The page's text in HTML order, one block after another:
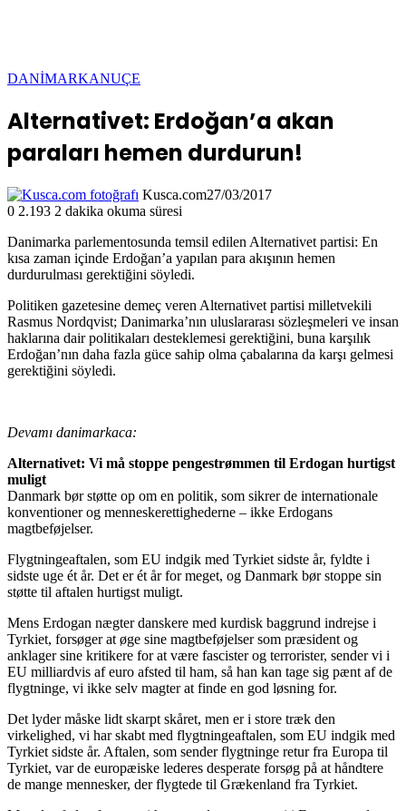
DANİMARKANUÇE
Alternativet: Erdoğan’a akan
paraları hemen durdurun!
Kusca.com27/03/2017
0 2.193 2 dakika okuma süresi
Danimarka parlementosunda temsil edilen Alternativet partisi: En
kısa zaman içinde Erdoğan’a yapılan para akışının hemen
durdurulması gerektiğini söyledi.
Politiken gazetesine demeç veren Alternativet partisi milletvekili
Rasmus Nordqvist; Danimarka’nın uluslararası sözleşmeleri ve insan
haklarına dair politikaları desteklemesi gerektiğini, buna karşılık
Erdoğan’nın daha fazla güce sahip olma çabalarına da karşı gelmesi
gerektiğini söyledi.
Devamı danimarkaca:
Alternativet: Vi må stoppe pengestrømmen til Erdogan hurtigst
muligt
Danmark bør støtte op om en politik, som sikrer de internationale
konventioner og menneskerettighederne – ikke Erdogans
magtbeføjelser.
Flygtningeaftalen, som EU indgik med Tyrkiet sidste år, fyldte i
sidste uge ét år. Det er ét år for meget, og Danmark bør stoppe sin
støtte til aftalen hurtigst muligt.
Mens Erdogan nægter danskere med kurdisk baggrund indrejse i
Tyrkiet, forsøger at øge sine magtbeføjelser som præsident og
anklager sine kritikere for at være fascister og terrorister, sender vi i
EU milliardvis af euro afsted til ham, så han kan tage sig pænt af de
flygtninge, vi ikke selv magter at finde en god løsning for.
Det lyder måske lidt skarpt skåret, men er i store træk den
virkelighed, vi har skabt med flygtningeaftalen, som EU indgik med
Tyrkiet sidste år. Aftalen, som sender flygtninge retur fra Europa til
Tyrkiet, var de europæiske lederes desperate forsøg på at håndtere
de mange mennesker, der flygtede til Grækenland fra Tyrkiet.